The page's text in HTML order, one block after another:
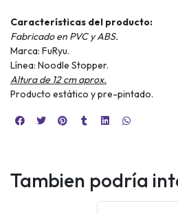
Características del producto:
Fabricado en PVC y ABS.
Marca: FuRyu.
Línea: Noodle Stopper.
Altura de 12 cm aprox.
Producto estático y pre-pintado.
Tambien podría